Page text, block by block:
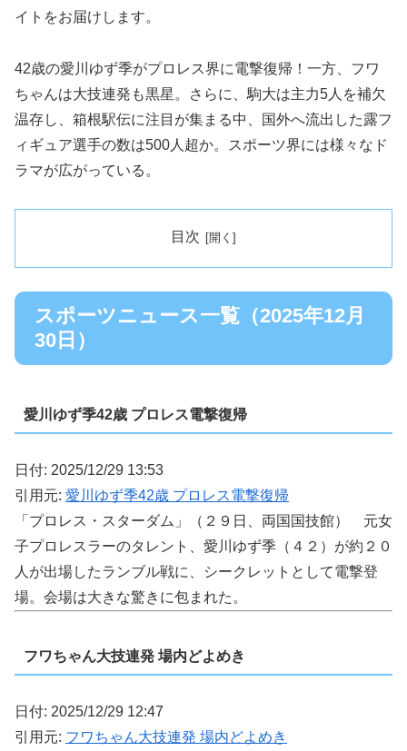
イトをお届けします。
42歳の愛川ゆず季がプロレス界に電撃復帰！一方、フワ
ちゃんは大技連発も黒星。さらに、駒大は主力5人を補欠
温存し、箱根駅伝に注目が集まる中、国外へ流出した露フ
ィギュア選手の数は500人超か。スポーツ界には様々なド
ラマが広がっている。
目次
スポーツニュース一覧（2025年12月
30日）
愛川ゆず季42歳 プロレス電撃復帰
日付: 2025/12/29 13:53
引用元: 愛川ゆず季42歳 プロレス電撃復帰
「プロレス・スターダム」（２９日、両国国技館） 元女
子プロレスラーのタレント、愛川ゆず季（４２）が約２０
人が出場したランブル戦に、シークレットとして電撃登
場。会場は大きな驚きに包まれた。
フワちゃん大技連発 場内どよめき
日付: 2025/12/29 12:47
引用元: フワちゃん大技連発 場内どよめき